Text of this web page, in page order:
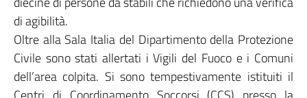
di agibilità.
Oltre alla Sala Italia del Dipartimento della Protezione
Civile sono stati allertati i Vigili del Fuoco e i Comuni
dell’area colpita. Si sono tempestivamente istituiti il